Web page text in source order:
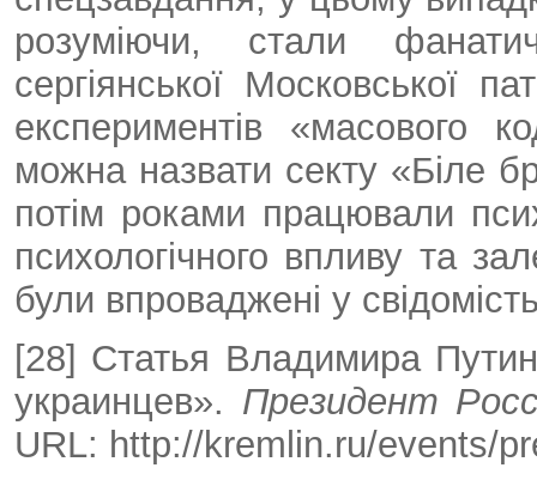
розуміючи, стали
сергіянської Московської
експериментів «масового
можна назвати секту «Біле
потім роками працювали
психологічного впливу та
були впроваджені у
[28] Статья Владимира
украинцев». Президент
URL: http://kremlin.ru/events/